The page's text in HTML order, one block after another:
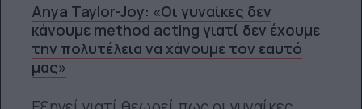
Anya Taylor-Joy: «Οι γυναίκες δεν
κάνουμε method acting γιατί δεν έχουμε
την πολυτέλεια να χάνουμε τον εαυτό
μας»